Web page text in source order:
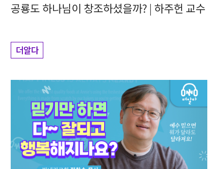
공룡도 하나님이 창조하셨을까? | 하주헌 교수
더알다